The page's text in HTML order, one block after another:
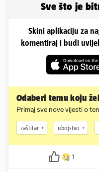
Sve što je
Skini aplikaciju za
komentiraj i budi
Odaberi temu koju
Primaj sve nove vijesti o
zaštitar ubojstvo
1